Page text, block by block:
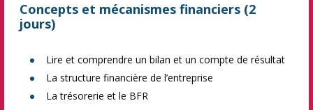
Concepts et mécanismes financiers (2
jours)
Lire et comprendre un bilan et un compte de résultat
La structure financière de l’entreprise
La trésorerie et le BFR